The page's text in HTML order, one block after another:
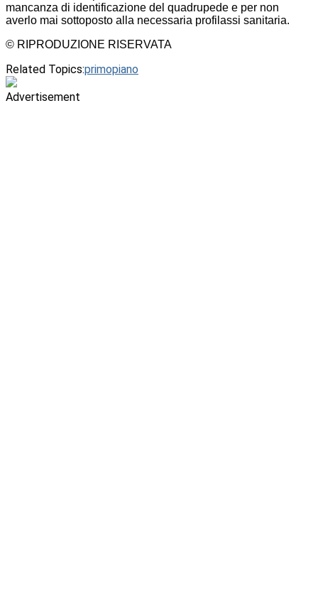
mancanza di identificazione del quadrupede e per non
averlo mai sottoposto alla necessaria profilassi sanitaria.
© RIPRODUZIONE RISERVATA
Related Topics:primopiano
Advertisement